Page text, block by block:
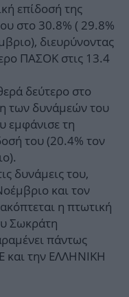
επίδοσή της
στο 30.8% ( 29.8%
διευρύνοντας
ΠΑΣΟΚ στις 13.4
δεύτερο στο
των δυνάμεών του
εμφάνισε τη
του (20.4% τον
δυνάμεις του,
και τον
η πτωτική
Σωκράτη
πάντως
και την ΕΛΛΗΝΙΚΗ